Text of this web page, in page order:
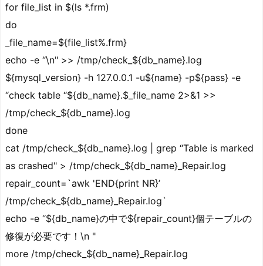
for file_list in $(ls *.frm)
do
_file_name=${file_list%.frm}
echo -e “\n" >> /tmp/check_${db_name}.log
${mysql_version} -h 127.0.0.1 -u${name} -p${pass} -e
“check table “${db_name}.$_file_name 2>&1 >>
/tmp/check_${db_name}.log
done
cat /tmp/check_${db_name}.log | grep “Table is marked
as crashed" > /tmp/check_${db_name}_Repair.log
repair_count=`awk 'END{print NR}’
/tmp/check_${db_name}_Repair.log`
echo -e “${db_name}の中で${repair_count}個テーブルの
修復が必要です！\n "
more /tmp/check_${db_name}_Repair.log